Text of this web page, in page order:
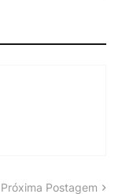
Próxima Postagem